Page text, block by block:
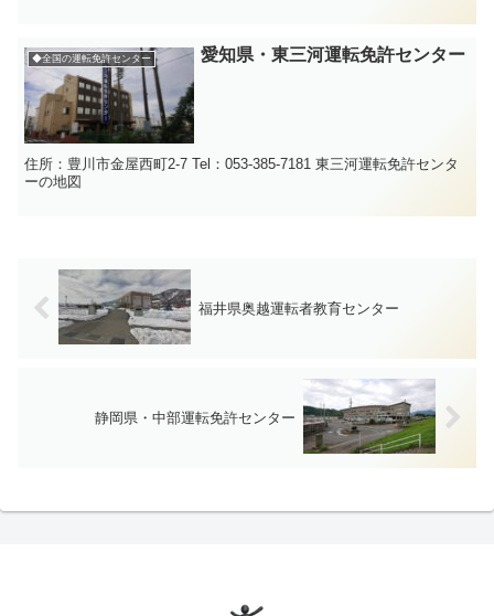
◆全国の運転免許センター 愛知県・東三河運転免許センター
住所：豊川市金屋西町2-7 Tel：053-385-7181 東三河運転免許センタ
ーの地図
福井県奥越運転者教育センター
静岡県・中部運転免許センター